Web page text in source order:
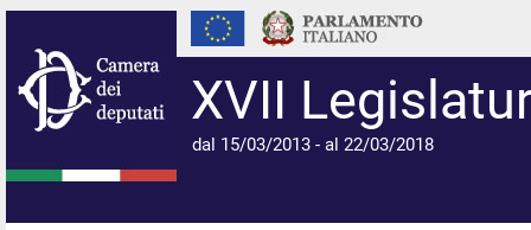
XVII
dal 15/03/2013 - al 22/03/2018